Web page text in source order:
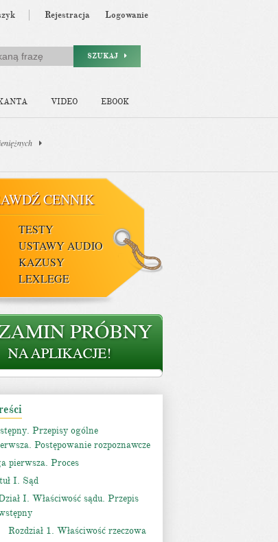
Rejestracja Logowanie
SZUKAJ
VIDEO EBOOK
CENNIK
TESTY
USTAWY AUDIO
KAZUSY
LEXLEGE
Przepisy ogólne
Postępowanie rozpoznawcze
pierwsza. Proces
I. Sąd
I. Właściwość sądu. Przepis
Rozdział 1. Właściwość rzeczowa